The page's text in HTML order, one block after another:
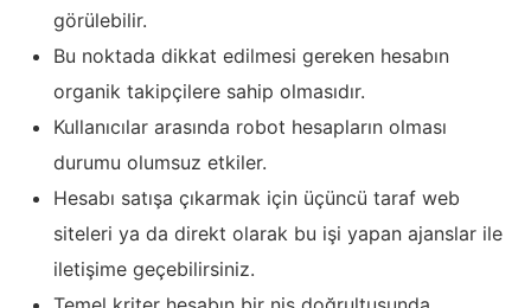
görülebilir.
Bu noktada dikkat edilmesi gereken hesabın
organik takipçilere sahip olmasıdır.
Kullanıcılar arasında robot hesapların olması
durumu olumsuz etkiler.
Hesabı satışa çıkarmak için üçüncü taraf web
siteleri ya da direkt olarak bu işi yapan ajanslar ile
iletişime geçebilirsiniz.